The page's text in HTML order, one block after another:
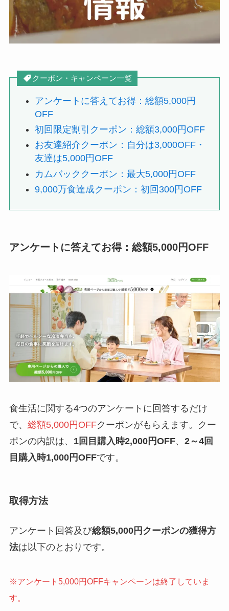
クーポン・キャンペーン一覧
アンケートに答えてお得：総額5,000円
OFF
初回限定割引クーポン：総額3,000円OFF
お友達紹介クーポン：自分は3,000OFF・
友達は5,000円OFF
カムバッククーポン：最大5,000円OFF
9,000万食達成クーポン：初回300円OFF
アンケートに答えてお得：総額5,000円OFF
食生活に関する4つのアンケートに回答するだけ
で、 総額5,000円OFFクーポンがもらえます。クー
ポンの内訳は、 1回目購入時2,000円OFF、 2～4回
目購入時1,000円OFFです。
取得方法
アンケート回答及び総額5,000円クーポンの獲得方
法は以下のとおりです。
※アンケート5,000円OFFキャンペーンは終了していま
す。